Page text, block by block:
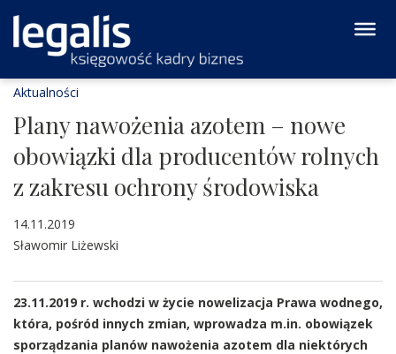
Aktualności
Plany nawożenia azotem – nowe
obowiązki dla producentów rolnych
z zakresu ochrony środowiska
14.11.2019
Sławomir Liżewski
23.11.2019 r. wchodzi w życie nowelizacja Prawa wodnego,
która, pośród innych zmian, wprowadza m.in. obowiązek
sporządzania planów nawożenia azotem dla niektórych